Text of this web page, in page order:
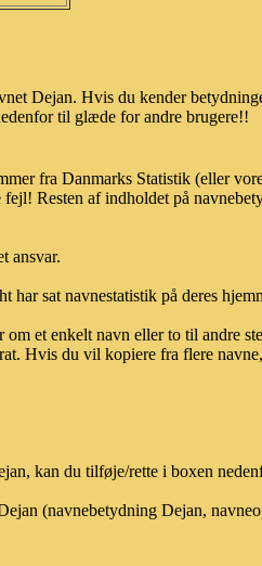
Dejan. Hvis du kender
til glæde for andre brugere!!
fra Danmarks Statistik (eller
Resten af indholdet på
ansvar.
sat navnestatistik på deres
et enkelt navn eller to til andre
Hvis du vil kopiere fra flere
kan du tilføje/rette i boxen
(navnebetydning Dejan,